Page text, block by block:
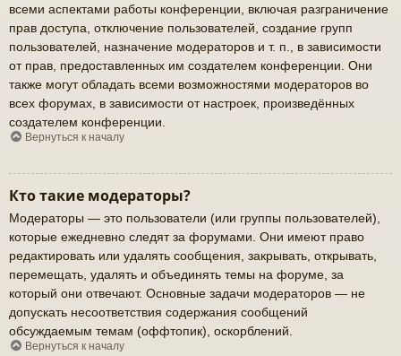
всеми аспектами работы конференции, включая разграничение
прав доступа, отключение пользователей, создание групп
пользователей, назначение модераторов и т. п., в зависимости
от прав, предоставленных им создателем конференции. Они
также могут обладать всеми возможностями модераторов во
всех форумах, в зависимости от настроек, произведённых
создателем конференции.
Вернуться к началу
Кто такие модераторы?
Модераторы — это пользователи (или группы пользователей),
которые ежедневно следят за форумами. Они имеют право
редактировать или удалять сообщения, закрывать, открывать,
перемещать, удалять и объединять темы на форуме, за
который они отвечают. Основные задачи модераторов — не
допускать несоответствия содержания сообщений
обсуждаемым темам (оффтопик), оскорблений.
Вернуться к началу